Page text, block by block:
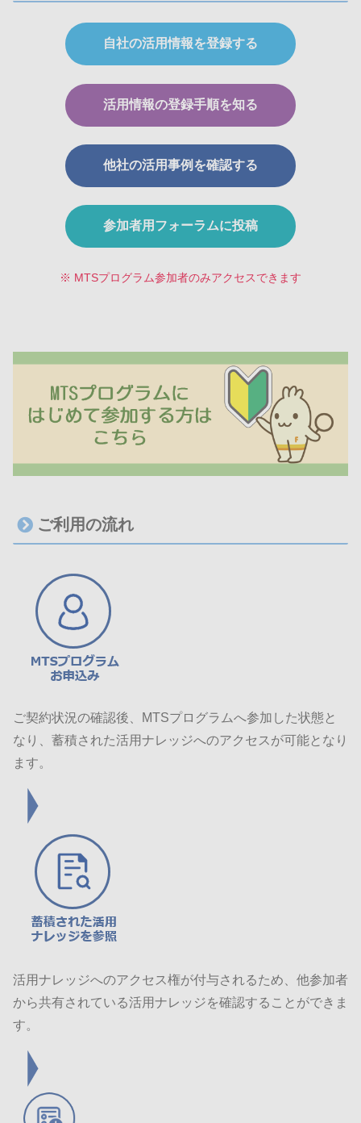
自社の活用情報を登録する
活用情報の登録手順を知る
他社の活用事例を確認する
参加者用フォーラムに投稿
※ MTSプログラム参加者のみアクセスできます
ご利用の流れ
ご契約状況の確認後、MTSプログラムへ参加した状態と
なり、蓄積された活用ナレッジへのアクセスが可能となり
ます。
活用ナレッジへのアクセス権が付与されるため、他参加者
から共有されている活用ナレッジを確認することができま
す。